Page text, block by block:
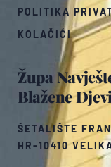
Župa
Blažene
ŠETALIŠTE
HR-10410
POLITIKA
KOLAČIĆI